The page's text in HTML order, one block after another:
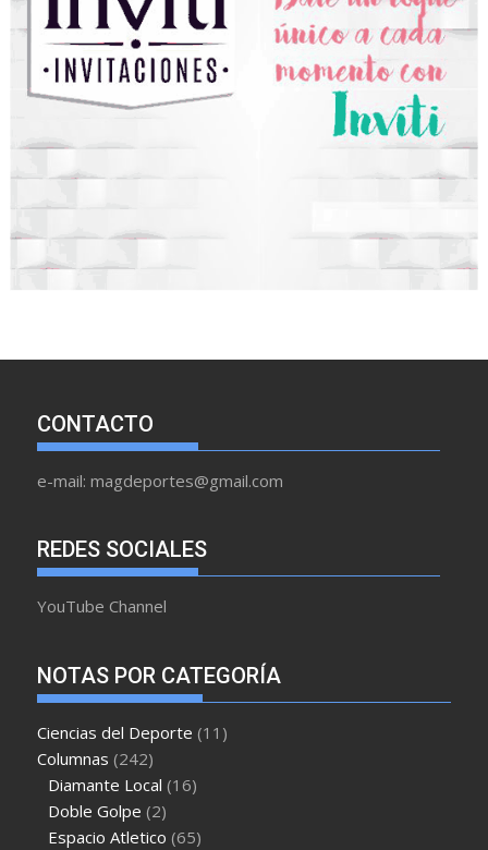
CONTACTO
e-mail: magdeportes@gmail.com
REDES SOCIALES
YouTube Channel
NOTAS POR CATEGORÍA
Ciencias del Deporte (11)
Columnas (242)
Diamante Local (16)
Doble Golpe (2)
Espacio Atletico (65)